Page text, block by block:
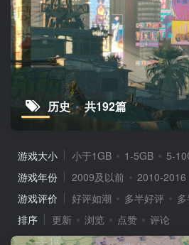
历史 共192篇
游戏大小 小于1GB 1-5GB 5-
游戏年份
2009及以前 2010-2016
游戏评价
好评如潮 多半好评
排序
更新 浏览 点赞 评论